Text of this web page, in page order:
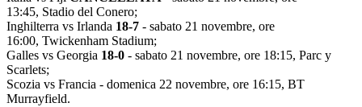
13:45, Stadio del Conero;
Inghilterra vs Irlanda 18-7 - sabato 21 novembre, ore
16:00, Twickenham Stadium;
Galles vs Georgia 18-0 - sabato 21 novembre, ore 18:15, Parc y
Scarlets;
Scozia vs Francia - domenica 22 novembre, ore 16:15, BT
Murrayfield.